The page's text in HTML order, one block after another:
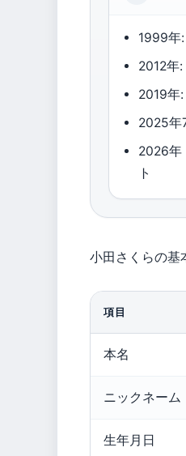
1999年
2012年
2019年
2025年
2026年
ト
小田さくらの基
項目
本名
ニックネーム
生年月日